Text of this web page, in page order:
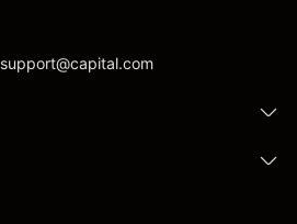
support@capital.com